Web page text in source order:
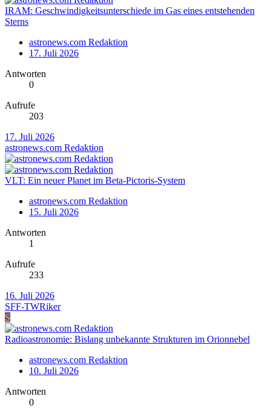
IRAM: Geschwindigkeitsunterschiede im Gas eines entstehenden
Sterns
astronews.com Redaktion
17. Juli 2026
Antworten
0
Aufrufe
203
17. Juli 2026
astronews.com Redaktion
VLT: Ein neuer Planet im Beta-Pictoris-System
astronews.com Redaktion
15. Juli 2026
Antworten
1
Aufrufe
233
16. Juli 2026
SFF-TWRiker
S
Radioastronomie: Bislang unbekannte Strukturen im Orionnebel
astronews.com Redaktion
10. Juli 2026
Antworten
0